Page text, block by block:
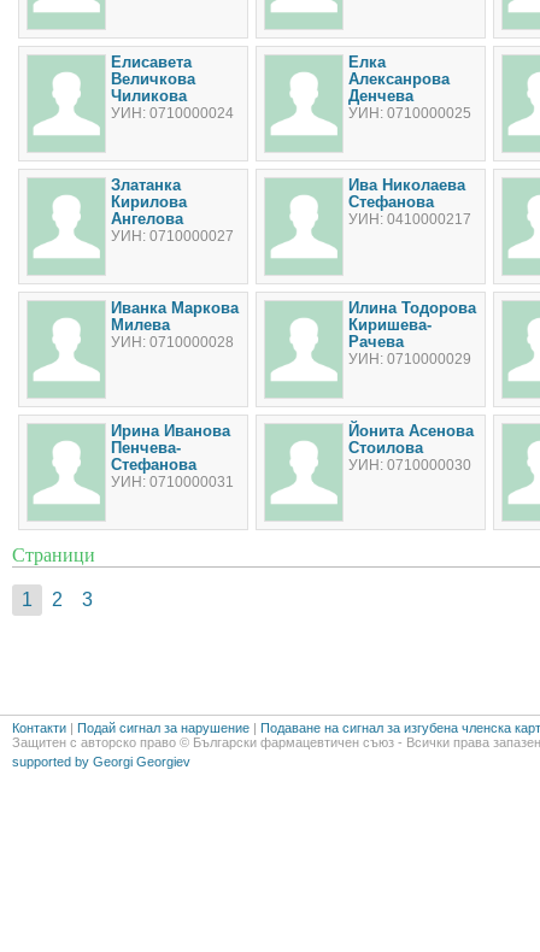
Елисавета
Величкова
Чиликова
УИН: 0710000024
Елка
Алексанрова
Денчева
УИН: 0710000025
Златанка
Кирилова
Ангелова
УИН: 0710000027
Ива Николаева
Стефанова
УИН: 0410000217
Иванка Маркова
Милева
УИН: 0710000028
Илина Тодорова
Киришева-
Рачева
УИН: 0710000029
Ирина Иванова
Пенчева-
Стефанова
УИН: 0710000031
Йонита Асенова
Стоилова
УИН: 0710000030
Страници
1 2 3
Контакти | Подай сигнал за нарушение | Подаване на сигнал за изгубена членска
Защитен с авторско право © Български фармацевтичен съюз - Всички права
supported by Georgi Georgiev